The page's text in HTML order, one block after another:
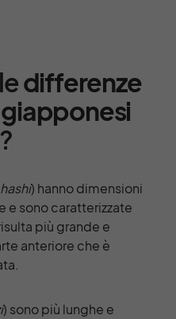
differenze
?
hashi) hanno dimensioni
e sono caratterizzate
più grande e
anteriore che è
) sono più lunghe e